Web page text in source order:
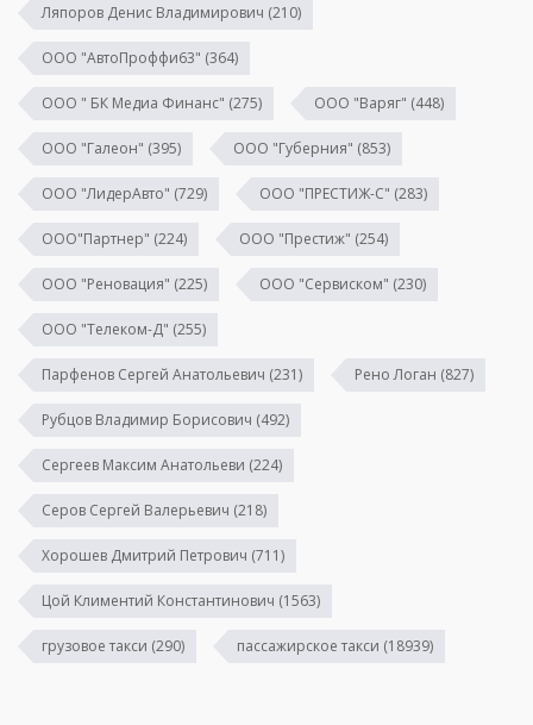
Ляпоров Денис Владимирович (210)
ООО "АвтоПроффи63" (364)
ООО " БК Медиа Финанс" (275) ООО "Варяг" (448)
ООО "Галеон" (395) ООО "Губерния" (853)
ООО "ЛидерАвто" (729) ООО "ПРЕСТИЖ-С" (283)
ООО"Партнер" (224) ООО "Престиж" (254)
ООО "Реновация" (225) ООО "Сервиском" (230)
ООО "Телеком-Д" (255)
Парфенов Сергей Анатольевич (231) Рено Логан (827)
Рубцов Владимир Борисович (492)
Сергеев Максим Анатольеви (224)
Серов Сергей Валерьевич (218)
Хорошев Дмитрий Петрович (711)
Цой Климентий Константинович (1563)
грузовое такси (290) пассажирское такси (18939)